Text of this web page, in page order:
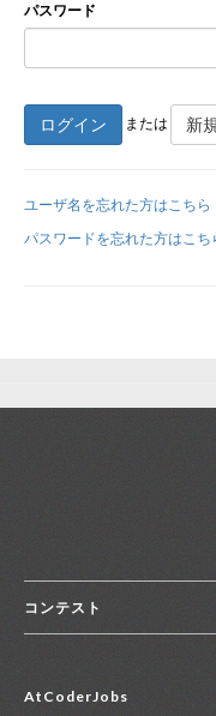
新規登
パスワード
ログイン または 新
ユーザ名を忘れた方はこちら
パスワードを忘れた方はこち
コンテスト
コンテスト一覧
AtCoderJobs